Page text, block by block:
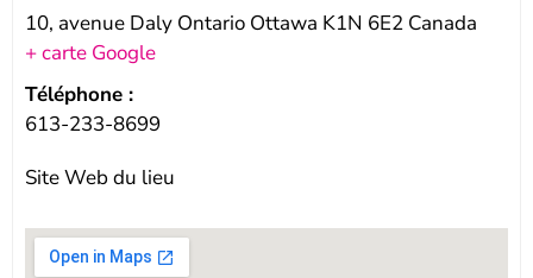
10, avenue Daly Ontario Ottawa K1N 6E2 Canada
+ carte Google
Téléphone :
613-233-8699
Site Web du lieu